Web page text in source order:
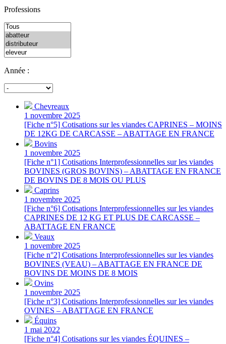
Professions
Année :
Chevreaux
1 novembre 2025
[Fiche n°5] Cotisations sur les viandes CAPRINES – MOINS
DE 12KG DE CARCASSE – ABATTAGE EN FRANCE
Bovins
1 novembre 2025
[Fiche n°1] Cotisations Interprofessionnelles sur les viandes
BOVINES (GROS BOVINS) – ABATTAGE EN FRANCE
DE BOVINS DE 8 MOIS OU PLUS
Caprins
1 novembre 2025
[Fiche n°6] Cotisations Interprofessionnelles sur les viandes
CAPRINES DE 12 KG ET PLUS DE CARCASSE –
ABATTAGE EN FRANCE
Veaux
1 novembre 2025
[Fiche n°2] Cotisations Interprofessionnelles sur les viandes
BOVINES (VEAU) – ABATTAGE EN FRANCE DE
BOVINS DE MOINS DE 8 MOIS
Ovins
1 novembre 2025
[Fiche n°3] Cotisations Interprofessionnelles sur les viandes
OVINES – ABATTAGE EN FRANCE
Équins
1 mai 2022
[Fiche n°4] Cotisations sur les viandes ÉQUINES –